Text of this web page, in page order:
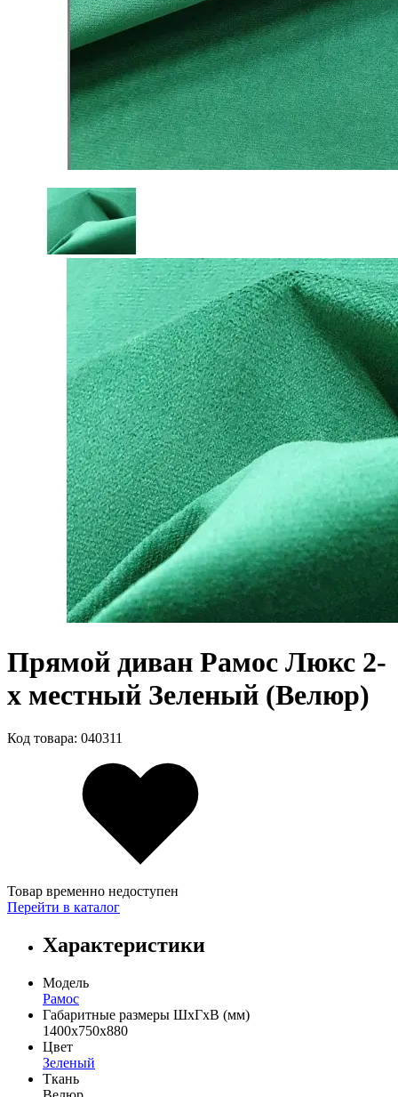
Прямой диван Рамос Люкс 2-
х местный Зеленый (Велюр)
Код товара: 040311
Товар временно недоступен
Перейти в каталог
Характеристики
Модель
Рамос
Габаритные размеры ШхГхВ (мм)
1400х750х880
Цвет
Зеленый
Ткань